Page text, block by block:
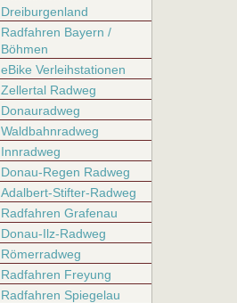
Dreiburgenland
Radfahren Bayern /
Böhmen
eBike Verleihstationen
Zellertal Radweg
Donauradweg
Waldbahnradweg
Innradweg
Donau-Regen Radweg
Adalbert-Stifter-Radweg
Radfahren Grafenau
Donau-Ilz-Radweg
Römerradweg
Radfahren Freyung
Radfahren Spiegelau